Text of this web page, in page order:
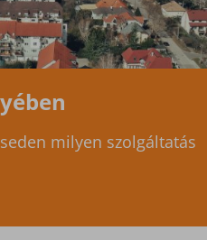
milyen szolgáltatás